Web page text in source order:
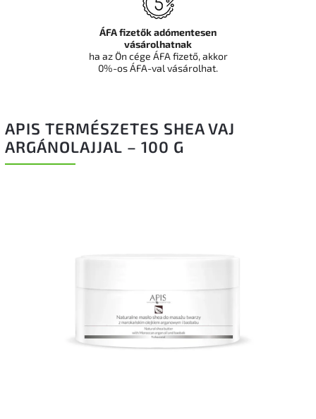
APIS TERMÉSZETES SHEA VAJ
ARGÁNOLAJJAL – 100 G
ÁFA fizetők adómentesen
vásárolhatnak
ha az Ön cége ÁFA fizető, akkor
0%-os ÁFA-val vásárolhat.